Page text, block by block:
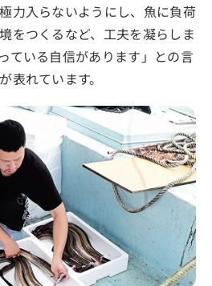
力入らないようにし、魚に負荷
をつくるなど、工夫を凝らしま
ている自信があります」との言
表れています。